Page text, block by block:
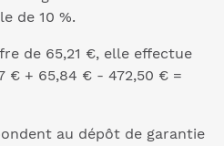
de 10 %.
de 65,21 €, elle effectue
€ + 65,84 € - 472,50 € =
au dépôt de garantie